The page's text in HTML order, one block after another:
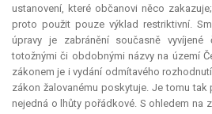
ustanovení, které občanovi něco
proto použit pouze výklad restriktivní.
úpravy je zabránění současně
totožnými či obdobnými názvy na území
zákonem je i vydání odmítavého
zákon žalovanému poskytuje. Je tomu
nejedná o lhůty pořádkové. S ohledem na